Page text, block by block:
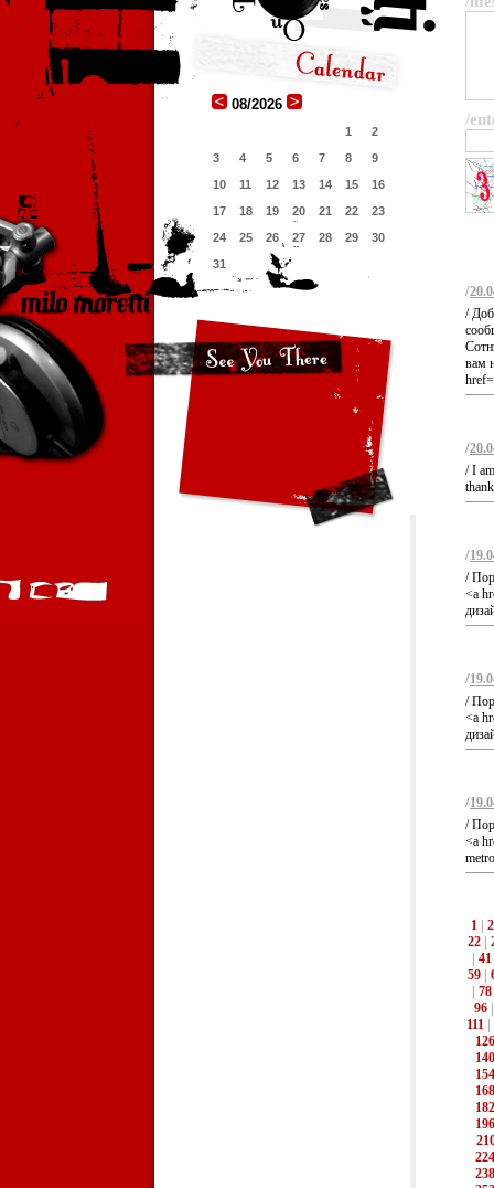
08/2026
1
2
3
4 5 6 7 8
9
10
11 12 13 14 15
16
17
18 19 20 21 22
23
24
25 26 27 28 29
30
31
/
/
/
вам
/
/ I
/
/
<a
/
/
<a
/
/
<a
1
2
22|
41
59|
78
96
111|
126
140
154
168
182
196
224
238